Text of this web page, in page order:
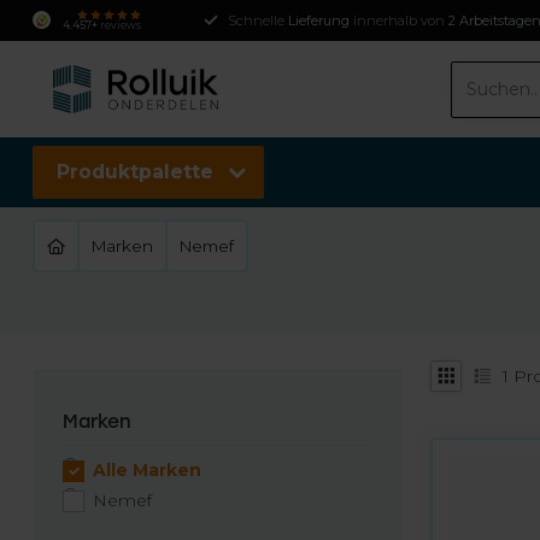
4.457+ reviews Schnelle Lieferung innerhalb von 2 Arbeitstagen
Produktpalette
Marken Nemef
Marken
Alle Marken
Nemef
1